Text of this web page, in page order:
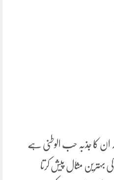
ان کا جذبہ حب الوطنی ہے
بہترین مثال پیش کرتا